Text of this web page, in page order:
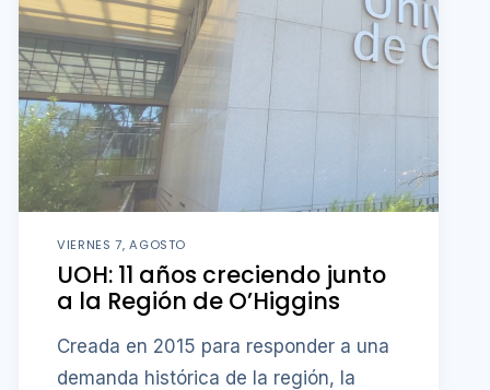
VIERNES 7, AGOSTO
UOH: 11 años creciendo junto
a la Región de O’Higgins
Creada en 2015 para responder a una
demanda histórica de la región, la